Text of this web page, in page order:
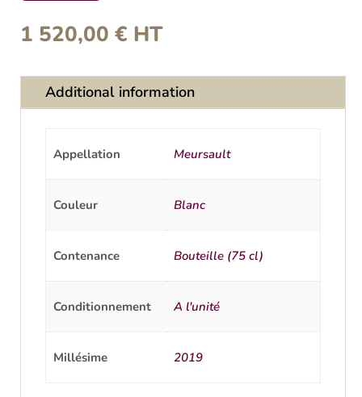
1 520,00 € HT
Additional information
Appellation Meursault
Couleur Blanc
Contenance Bouteille (75 cl)
Conditionnement A l'unité
Millésime 2019